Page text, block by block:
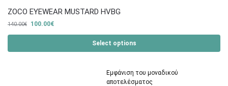
ZOCO EYEWEAR MUSTARD HVBG
140.00€ 100.00€
Select options
Εμφάνιση του μοναδικού
αποτελέσματος